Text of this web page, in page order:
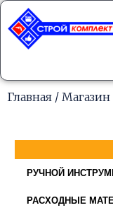
Перейти
содержимому
Главная / Магазин
РУЧНОЙ
РАСХОДНЫЕ